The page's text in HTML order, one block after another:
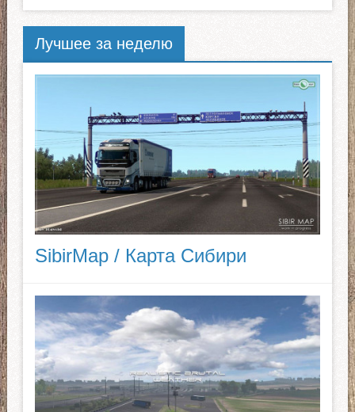
Лучшее за неделю
SibirMap / Карта Сибири